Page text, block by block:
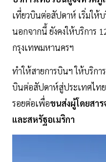
เที่ยวบินต่อสัปดาห์ เริ่มให้
นอกจากนี้ ยังคงให้บริการ
กรุงเทพมหานครฯ
ทำให้สายการบินฯ ให้บริกา
บินต่อสัปดาห์สู่ประเทศไทย
รอยต่อเพื่อขนส่งผู้โดยสา
และสหรัฐอเมริกา